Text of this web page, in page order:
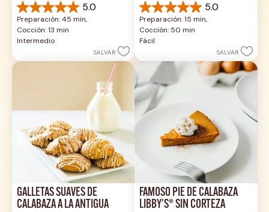
5.0
5.0
de
5
estrellas.
reseña
Preparación: 45 min,
Cocción: 13 min
Intermedio
SALVAR
5.0
5.0
de
5
estrellas.
reseñas
Preparación: 15 min,
Cocción: 50 min
Fácil
SALVAR
GALLETAS SUAVES DE
CALABAZA A LA ANTIGUA
FAMOSO PIE DE CALABAZA
LIBBY'S® SIN CORTEZA